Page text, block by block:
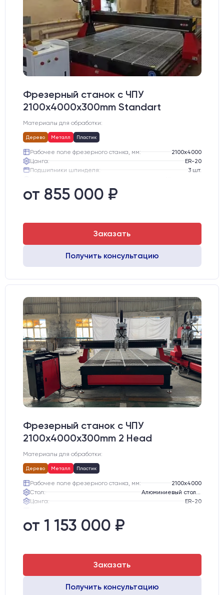
Фрезерный станок с ЧПУ
2100x4000x300mm Standart
Материалы для обработки:
Дерево Металл Пластик
Рабочее поле фрезерного станка, мм:
2100х4000
Цанга:
ER-20
Подшипники шпинделя:
3 шт.
Двигатели:
от 855 000 ₽
Заказать
Получить консультацию
Фрезерный станок с ЧПУ
2100x4000x300mm 2 Head
Материалы для обработки:
Дерево Металл Пластик
Рабочее поле фрезерного станка, мм:
2100х4000
Стол:
Цанга:
ER-20
Вид охлаждения:
Двигатели:
от 1 153 000 ₽
Заказать
Получить консультацию